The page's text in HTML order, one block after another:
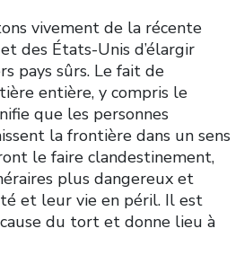
vivement de la récente
des États-Unis d’élargir
pays sûrs. Le fait de
entière, y compris le
que les personnes
la frontière dans un sens
le faire clandestinement,
plus dangereux et
et leur vie en péril. Il est
du tort et donne lieu à